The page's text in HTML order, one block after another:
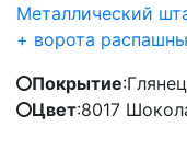
Металлический
+ ворота
Покрытие:Глянец
Цвет:8017